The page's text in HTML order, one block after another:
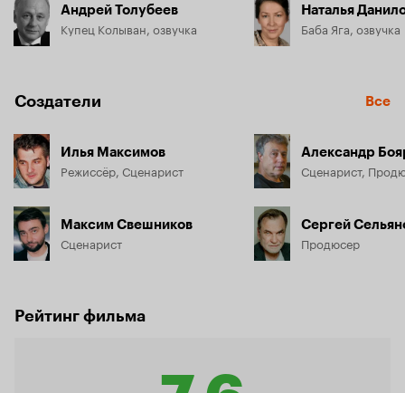
Андрей Толубеев
Купец Колыван, озвучка
Наталья
Баба Яга, озвучка
Создатели Все
Илья Максимов
Режиссёр, Сценарист
Максим Свешников
Сценарист
Александр
Сценарист,
Сергей
Продюсер
Рейтинг фильма